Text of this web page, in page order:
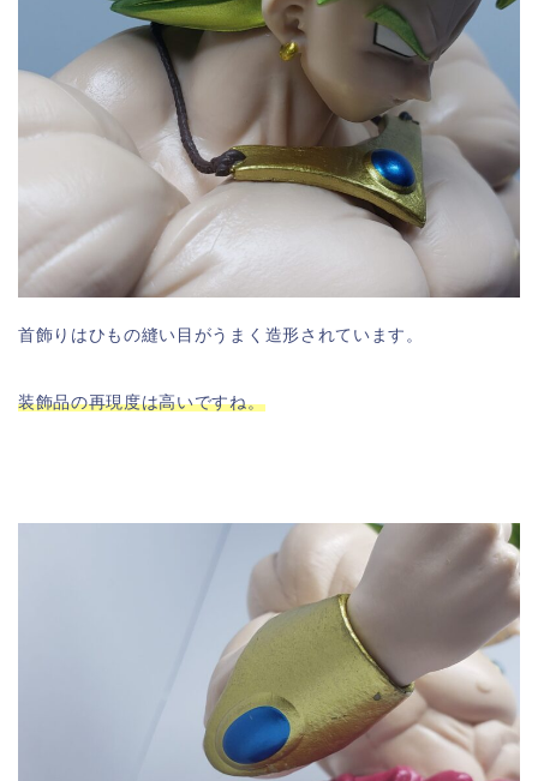
首飾りはひもの縫い目がうまく造形されています。
装飾品の再現度は高いですね。